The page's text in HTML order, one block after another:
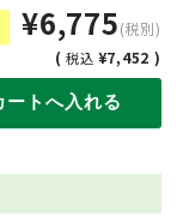
¥6,775(税別)
(税込 ¥7,452 )